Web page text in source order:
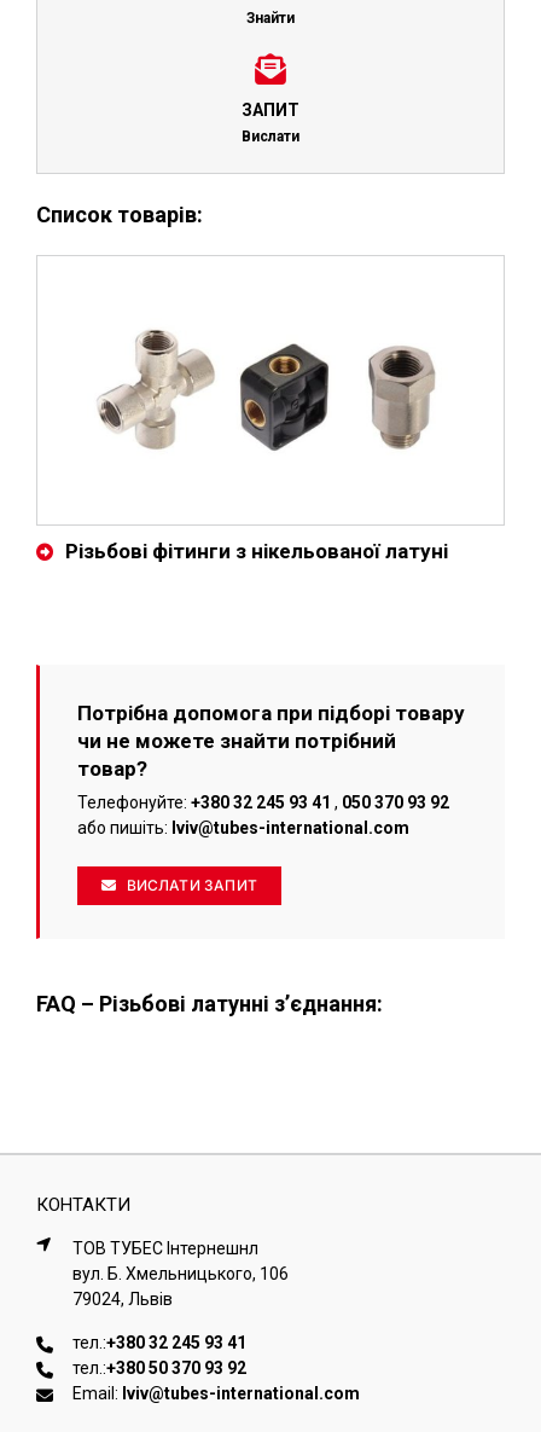
Знайти
ЗАПИТ
Вислати
Список товарів:
Різьбові фітинги з нікельованої латуні
Потрібна допомога при підборі товару
чи не можете знайти потрібний
товар?
Телефонуйте: +380 32 245 93 41 , 050 370 93 92
або пишіть: lviv@tubes-international.com
ВИСЛАТИ ЗАПИТ
FAQ – Різьбові латунні з’єднання:
КОНТАКТИ
ТОВ ТУБЕС Iнтернешнл
вул. Б. Хмельницького, 106
79024, Львiв
тел.:+380 32 245 93 41
тел.:+380 50 370 93 92
Email: lviv@tubes-international.com